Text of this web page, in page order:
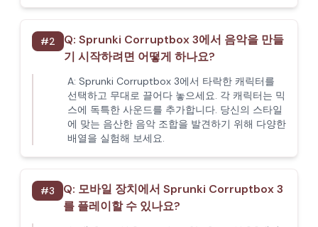
#2 Q: Sprunki Corruptbox 3에서 음악을 만들
기 시작하려면 어떻게 하나요?
A: Sprunki Corruptbox 3에서 타락한 캐릭터를
선택하고 무대로 끌어다 놓으세요. 각 캐릭터는 믹
스에 독특한 사운드를 추가합니다. 당신의 스타일
에 맞는 음산한 음악 조합을 발견하기 위해 다양한
배열을 실험해 보세요.
#3 Q: 모바일 장치에서 Sprunki Corruptbox 3
를 플레이할 수 있나요?